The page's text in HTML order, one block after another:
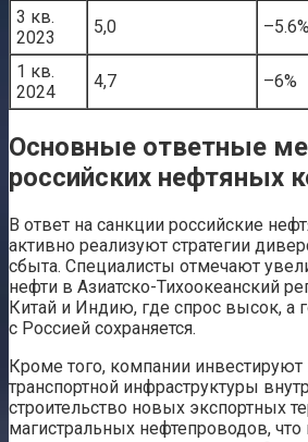
3 кв.
2023
5,0 –5.6%
1 кв.
2024
4,7 –6%
Основные ответные
российских нефтяных
В ответ на санкции российские
активно реализуют стратегии
сбыта. Специалисты отмечают
нефти в Азиатско-Тихоокеанский
Китай и Индию, где спрос высок, а
с Россией сохраняется.
Кроме того, компании инвестируют
транспортной инфраструктуры
строительство новых экспортных
магистральных нефтепроводов, что